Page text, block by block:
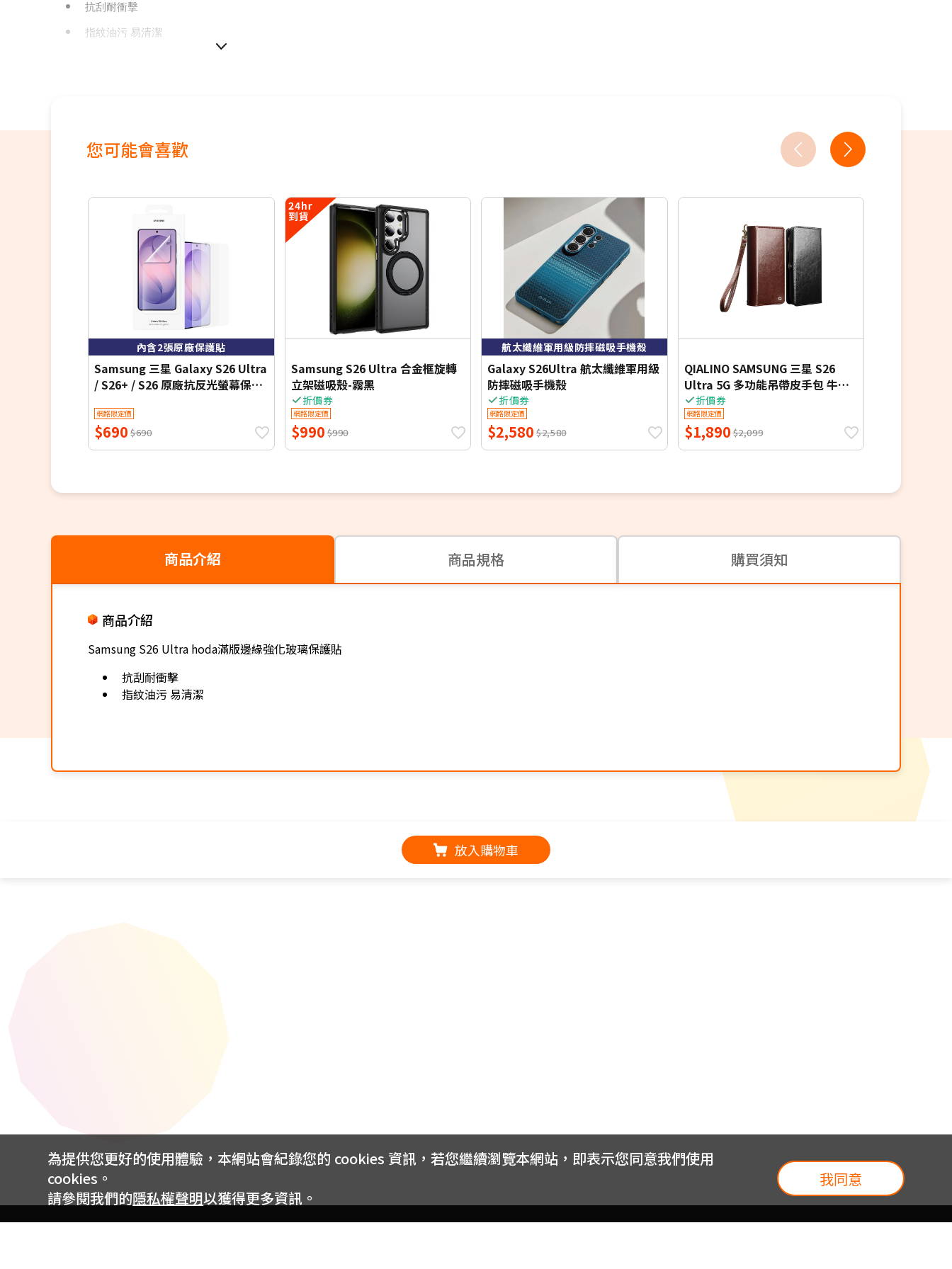
抗刮耐衝擊
指紋油污 易清潔
您可能會喜歡
內含2張原廠保護貼
Samsung 三星 Galaxy S26 Ultra
/ S26+ / S26 原廠抗反光螢幕保護
網路限定價
$690 $690
Samsung S26 Ultra 合金框旋轉
立架磁吸殼-霧黑
折價券
網路限定價
$990$990
航太纖維軍用級防摔磁吸手機殼
Galaxy S26Ultra 航太纖維軍用級
防摔磁吸手機殼
折價券
網路限定價
$2,580 $2,580
QIALINO SAMSUNG 三星 S26
Ultra 5G 多功能吊帶皮手包 牛皮
側翻皮套
折價券
網路限定價
$1,890$2,099
商品介紹 商品規格 購買須知
商品介紹
Samsung S26 Ultra hoda滿版邊緣強化玻璃保護貼
抗刮耐衝擊
指紋油污 易清潔
放入購物車
為提供您更好的使用體驗，本網站會紀錄您的 cookies 資訊，若您繼續瀏覽本網站，即表示您同意我們使用
cookies。
請參閱我們的隱私權聲明以獲得更多資訊。
我同意